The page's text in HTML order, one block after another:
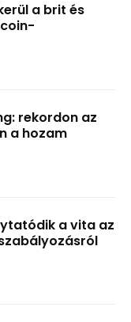
a brit és
rekordon az
a hozam
a vita az